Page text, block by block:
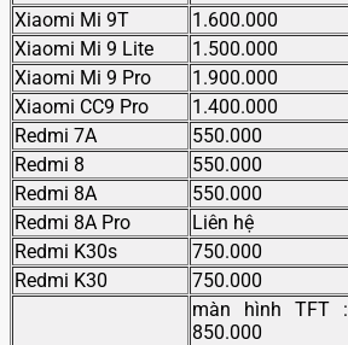
Xiaomi Mi 9T 1.600.000
Xiaomi Mi 9 Lite
1.500.000
Xiaomi Mi 9 Pro
1.900.000
Xiaomi CC9 Pro
1.400.000
Redmi 7A
550.000
Redmi 8
550.000
Redmi 8A
550.000
Redmi 8A Pro
Liên hệ
Redmi K30s
750.000
Redmi K30
750.000
màn hình TFT :
850.000